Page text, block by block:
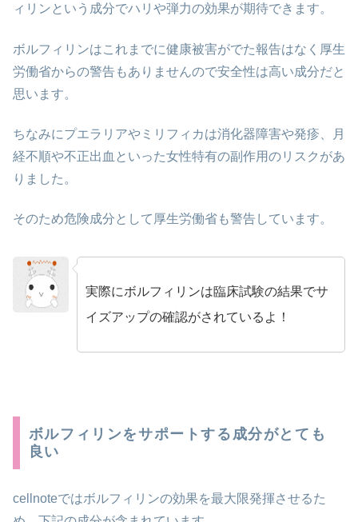
ィリンという成分でハリや弾力の効果が期待できます。
ボルフィリンはこれまでに健康被害がでた報告はなく厚生
労働省からの警告もありませんので安全性は高い成分だと
思います。
ちなみにプエラリアやミリフィカは消化器障害や発疹、月
経不順や不正出血といった女性特有の副作用のリスクがあ
りました。
そのため危険成分として厚生労働省も警告しています。
no name
実際にボルフィリンは臨床試験の結果でサ
イズアップの確認がされているよ！
ボルフィリンをサポートする成分がとても
良い
cellnoteではボルフィリンの効果を最大限発揮させるた